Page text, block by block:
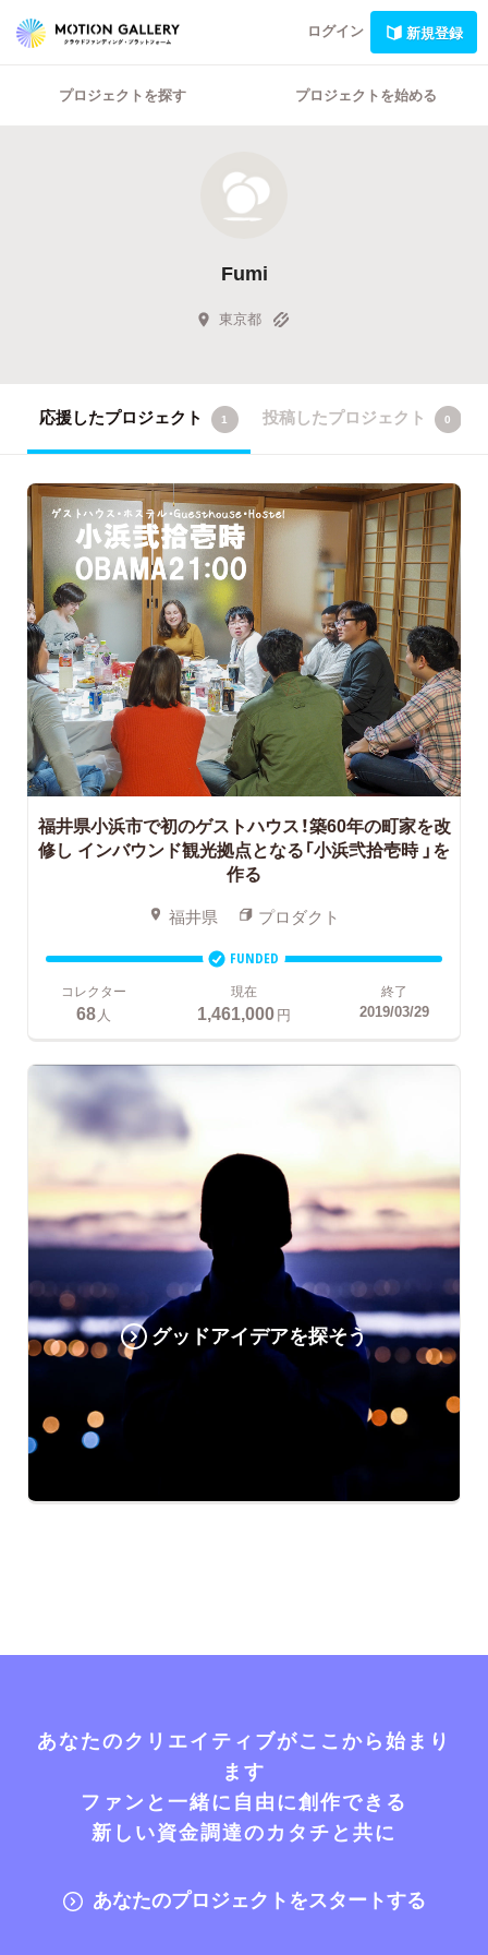
ログイン 新規登録
プロジェクトを探す プロジェクトを始める
Fumi
東京都
応援したプロジェクト 1 投稿したプロジェクト 0
福井県小浜市で初のゲストハウス！築60年の町家を改
修し インバウンド観光拠点となる「小浜弐拾壱時 」を
作る
福井県 プロダクト
FUNDED
コレクター
68 人
現在
1,461,000円
終了
2019/03/29
グッドアイデアを探そう
あなたのクリエイティブがここから始まり
ます
ファンと一緒に自由に創作できる
新しい資金調達のカタチと共に
あなたのプロジェクトをスタートする